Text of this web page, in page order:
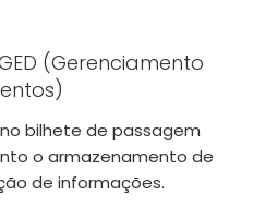
(Gerenciamento
bilhete de passagem
o armazenamento de
de informações.